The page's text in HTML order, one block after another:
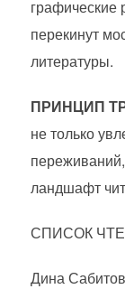
графические
перекинут
литературы.
ПРИНЦИП
не только
ландшафт
СПИСОК
Дина